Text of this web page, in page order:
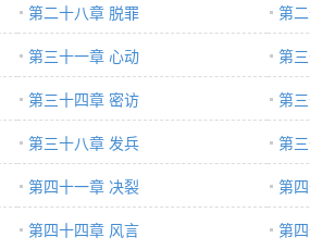
第二十八章 脱罪
第
第三十一章 心动
第
第三十四章 密访
第
第三十八章 发兵
第
第四十一章 决裂
第
第四十四章 风言
第